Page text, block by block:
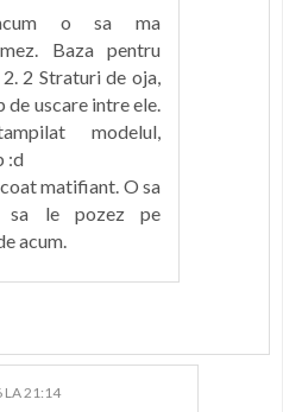
o sa ma
Baza pentru
2 Straturi de oja,
de uscare intre ele.
modelul,
:d
matifiant. O sa
sa le pozez pe
acum.
LA 21:14